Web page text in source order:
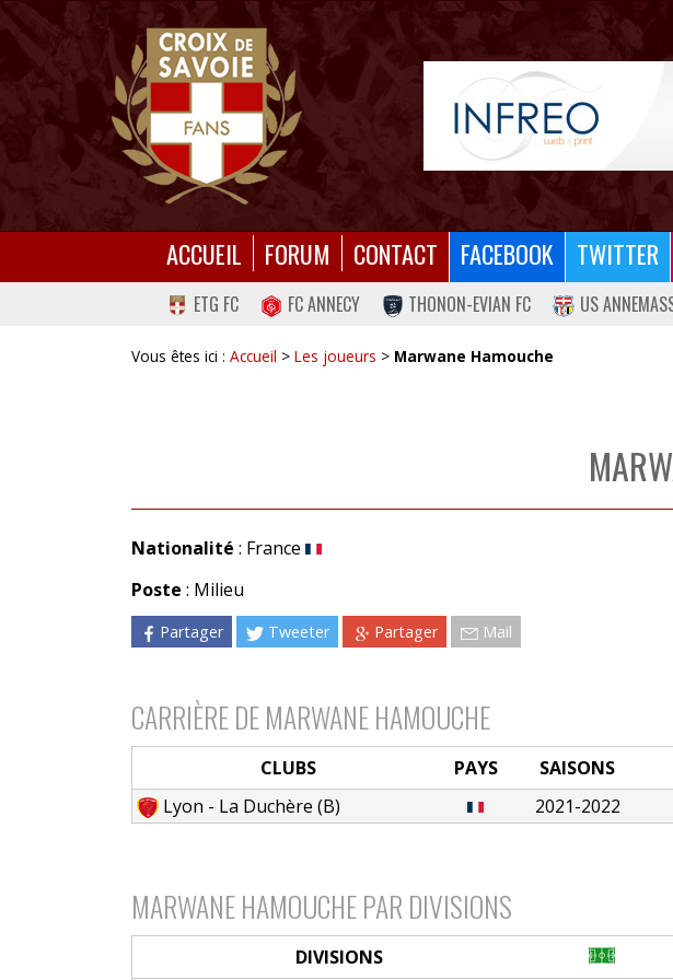
ACCUEIL FORUM CONTACT FACEBOOK TWITTER
ETG FC FC ANNECY THONON-EVIAN FC US
Vous êtes ici : Accueil > Les joueurs > Marwane Hamouche
Nationalité : France
Poste : Milieu
Partager Tweeter Partager Mail
CARRIÈRE DE MARWANE HAMOUCHE
CLUBS PAYS SAISONS
Lyon - La Duchère (B)
2021-2022
MARWANE HAMOUCHE PAR DIVISIONS
DIVISIONS